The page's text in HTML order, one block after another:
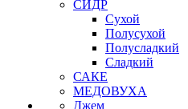
СИДР
Сухой
Полусухой
Полусладкий
Сладкий
САКЕ
МЕДОВУХА
Джем